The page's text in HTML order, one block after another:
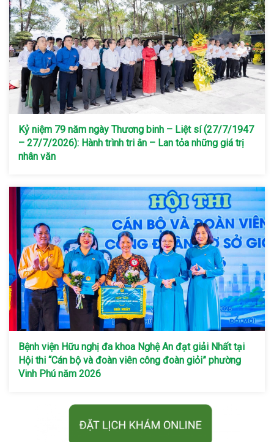
Kỷ niệm 79 năm ngày Thương binh – Liệt sí (27/7/1947
– 27/7/2026): Hành trình tri ân – Lan tỏa những giá trị
nhân văn
Bệnh viện Hữu nghị đa khoa Nghệ An đạt giải Nhất tại
Hội thi “Cán bộ và đoàn viên công đoàn giỏi” phường
Vinh Phú năm 2026